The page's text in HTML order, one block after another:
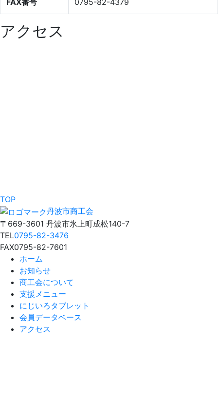
FAX番号 0795-82-4379
アクセス
TOP
丹波市商工会
〒669-3601 丹波市氷上町成松140-7
TEL0795-82-3476
FAX0795-82-7601
ホーム
お知らせ
商工会について
支援メニュー
にじいろタブレット
会員データベース
アクセス